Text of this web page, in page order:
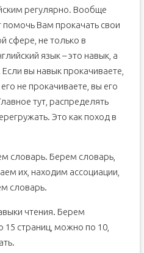
регулярно. Вообще
помочь Вам прокачать свои
сфере, не только в
язык – это навык, а
вы навык прокачиваете,
не прокачиваете, вы его
тут, распределять
Это как поход в
словарь. Берем словарь,
их, находим ассоциации,
словарь.
чтения. Берем
15 страниц, можно по 10,